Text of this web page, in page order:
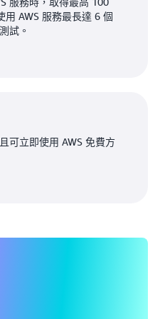
用 AWS 服務最長達 6 個
試。
可立即使用 AWS 免費方